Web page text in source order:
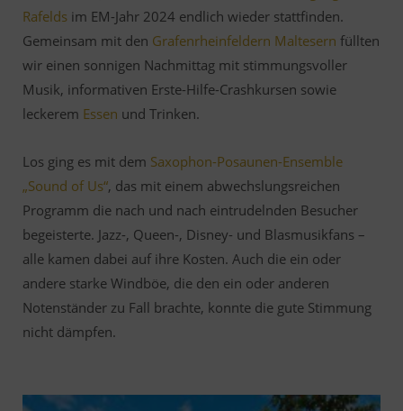
Rafelds im EM-Jahr 2024 endlich wieder stattfinden.
Gemeinsam mit den Grafenrheinfeldern Maltesern füllten
wir einen sonnigen Nachmittag mit stimmungsvoller
Musik, informativen Erste-Hilfe-Crashkursen sowie
leckerem Essen und Trinken.
Los ging es mit dem Saxophon-Posaunen-Ensemble
„Sound of Us“, das mit einem abwechslungsreichen
Programm die nach und nach eintrudelnden Besucher
begeisterte. Jazz-, Queen-, Disney- und Blasmusikfans –
alle kamen dabei auf ihre Kosten. Auch die ein oder
andere starke Windböe, die den ein oder anderen
Notenständer zu Fall brachte, konnte die gute Stimmung
nicht dämpfen.